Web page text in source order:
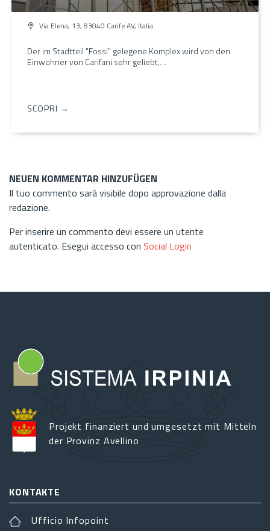
Via Elena, 13, 83040 Carife AV, Italia
Der im Stadtteil "Fossi" gelegene Komplex wird von den
Einwohner von Carifani sehr geliebt,…
SCOPRI →
NEUEN KOMMENTAR HINZUFÜGEN
Il tuo commento sarà visibile dopo approvazione dalla
redazione.
Per inserire un commento devi essere un utente
autenticato. Esegui accesso con Social Login
Projekt finanziert und umgesetzt mit Mitteln
der Provinz Avellino
KONTAKTE
Ufficio Infopoint